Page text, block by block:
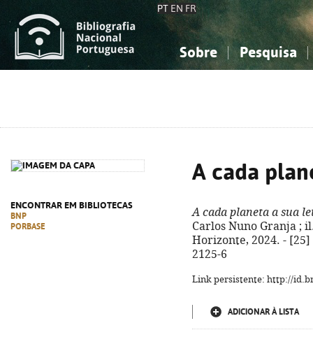
PT EN FR
Sobre Pesquisa
ENCONTRAR EM BIBLIOTECAS
BNP
PORBASE
A cada
A cada planeta a sua
Carlos Nuno Granja ;
Horizonte, 2024. - [25]
2125-6
Link persistente: http://
ADICIONAR À LISTA